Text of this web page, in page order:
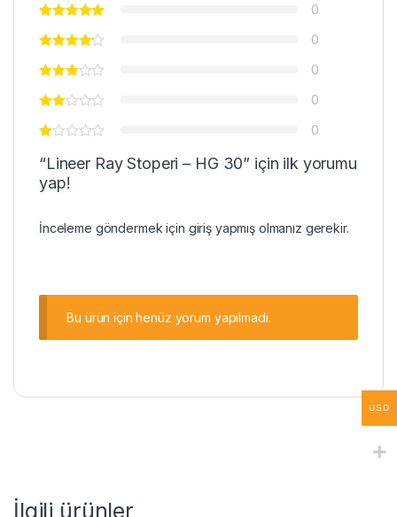
0
0
0
0
0
“Lineer Ray Stoperi – HG 30” için ilk yorumu
yap!
İnceleme göndermek için girişyapmış olmanız gerekir.
Bu ürün için henüz yorum yapılmadı.
İlgili ürünler
USD